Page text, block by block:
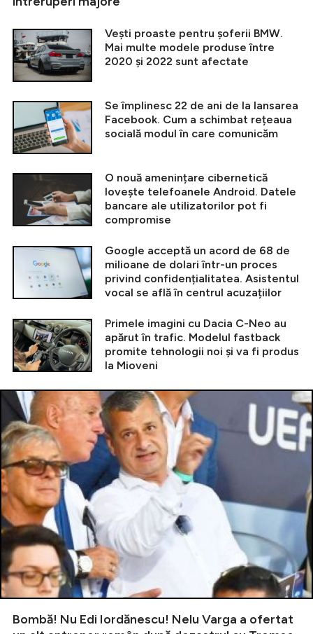
Vești proaste pentru șoferii BMW.
Mai multe modele produse între
2020 și 2022 sunt afectate
Se împlinesc 22 de ani de la lansarea
Facebook. Cum a schimbat rețeaua
socială modul în care comunicăm
O nouă amenințare cibernetică
lovește telefoanele Android. Datele
bancare ale utilizatorilor pot fi
compromise
Google acceptă un acord de 68 de
milioane de dolari într-un proces
privind confidențialitatea. Asistentul
vocal se află în centrul acuzațiilor
Primele imagini cu Dacia C-Neo au
apărut în trafic. Modelul fastback
promite tehnologii noi și va fi produs
la Mioveni
Bombă! Nu Edi Iordănescu! Nelu Varga a ofertat